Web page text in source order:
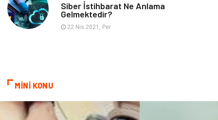
Sigorta
Siber İstihbarat Ne Anlama
Gelmektedir?
22 Nis 2021, Per
MİNİ KONU